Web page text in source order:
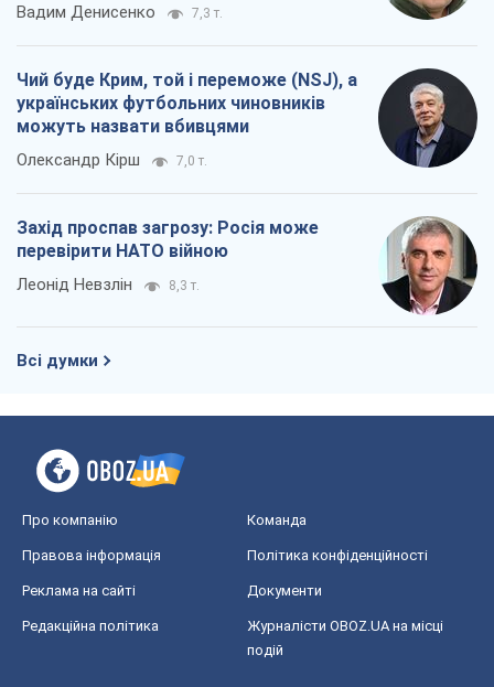
Вадим Денисенко 7,3 т.
Чий буде Крим, той і переможе (NSJ), а
українських футбольних чиновників
можуть назвати вбивцями
Олександр Кірш 7,0 т.
Захід проспав загрозу: Росія може
перевірити НАТО війною
Леонід Невзлін 8,3 т.
Всі думки
Про компанію Команда
Правова інформація Політика конфіденційності
Реклама на сайті Документи
Редакційна політика
Журналісти OBOZ.UA на місці
подій